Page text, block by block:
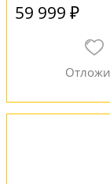
59 999 ₽